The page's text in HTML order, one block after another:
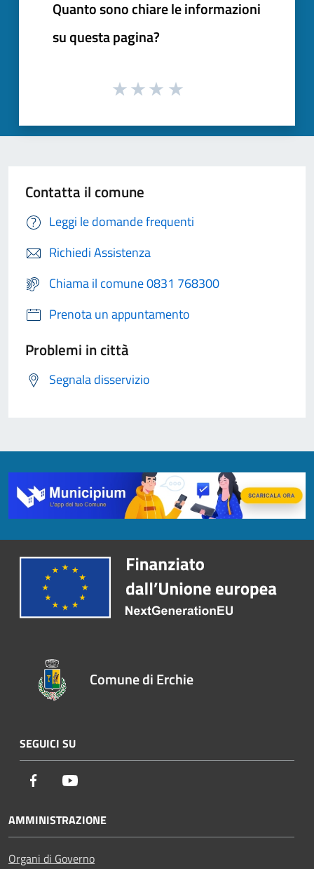
Quanto sono chiare le informazioni
su questa pagina?
Contatta il comune
Leggi le domande frequenti
Richiedi Assistenza
Chiama il comune 0831 768300
Prenota un appuntamento
Problemi in città
Segnala disservizio
Comune di Erchie
SEGUICI SU
Facebook
AMMINISTRAZIONE
Organi di Governo